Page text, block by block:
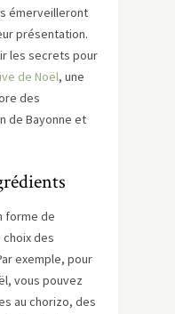
émerveilleront
présentation.
les secrets pour
de Noël, une
des
de Bayonne et
forme de
des
exemple, pour
vous pouvez
au chorizo, des